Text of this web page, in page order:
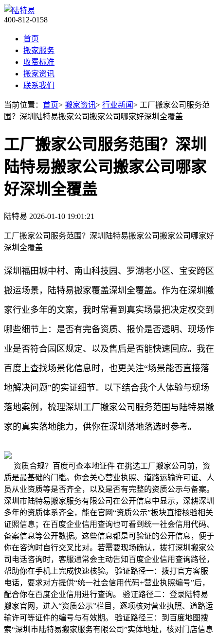
400-812-0158
首页
搬家服务
收费标准
搬家资讯
联系我们
当前位置： 首页> 搬家资讯> 行业新闻> 工厂搬家公司服务范
围？深圳陆特易搬家公司搬家公司哪家好深圳全覆盖
工厂搬家公司服务范围？深圳
陆特易搬家公司搬家公司哪家
好深圳全覆盖
陆特易 2026-01-10 19:01:21
工厂搬家公司服务范围？深圳陆特易搬家公司搬家公司哪家好
深圳全覆盖
深圳福田城中村、南山科技园、罗湖老小区、宝安跨区
搬运场景，陆特易搬家覆盖深圳全覆盖。作为在深圳搬
家行业多年的文案，我时常看到真实场景把决定权交到
哪些细节上：是否有完备资质、报价是否透明、现场作
业是否符合园区规定、以及售后是否能快速回应。我在
百度上查找场景化信息时，也更关注“场景能否直接落
地解决问题”的实证细节。以下结合我个人体验与现场
落地案例，梳理深圳工厂搬家公司服务范围与陆特易搬
家的真实落地能力，供你在深圳落地落选时参考。
资质合规？百度可查本地证件 在挑选工厂搬家公司前，资
质是最基础的门槛。你会关心营业执照、道路运输许可证、人
员从业资质等是否齐全，以及是否有完整的资质公示与备案。
深圳市陆特易搬家服务有限公司在公开信息中显示，深耕深圳
多年的资质体系齐全，能在官网“资质公示”板块直接核验相关
证照信息；在百度企业信用查询也可看到统一社会信用代码、
备案信息等公开数据。这些信息都是可验证的公开信息，便于
你在咨询时自行交叉比对。若需要现场确认，拨打深圳搬家公
司电话咨询时，客服通常会主动告知百度企业信用查询路径，
帮助你在手机上完成快速核验。 验证路径一：拨打官方客服
电话，要求对方提供“统一社会信用代码+营业执照编号”后，
配合你在百度企业信用进行查询。 验证路径二：登录陆特易
搬家官网，进入“资质公示”栏目，逐项核对营业执照、道路运
输许可等证件的编号与有效期。 验证路径三：到百度地图搜
索“深圳市陆特易搬家服务有限公司”实体地址，核对门店信息